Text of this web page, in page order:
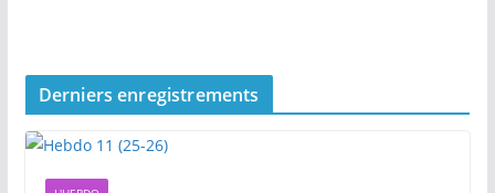
Derniers enregistrements